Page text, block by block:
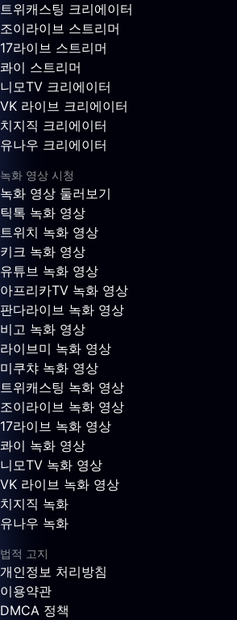
트위캐스팅 크리에이터
조이라이브 스트리머
17라이브 스트리머
콰이 스트리머
니모TV 크리에이터
VK 라이브 크리에이터
치지직 크리에이터
유나우 크리에이터
녹화 영상 시청
녹화 영상 둘러보기
틱톡 녹화 영상
트위치 녹화 영상
키크 녹화 영상
유튜브 녹화 영상
아프리카TV 녹화 영상
판다라이브 녹화 영상
비고 녹화 영상
라이브미 녹화 영상
미쿠챠 녹화 영상
트위캐스팅 녹화 영상
조이라이브 녹화 영상
17라이브 녹화 영상
콰이 녹화 영상
니모TV 녹화 영상
VK 라이브 녹화 영상
치지직 녹화
유나우 녹화
법적 고지
개인정보 처리방침
이용약관
DMCA 정책